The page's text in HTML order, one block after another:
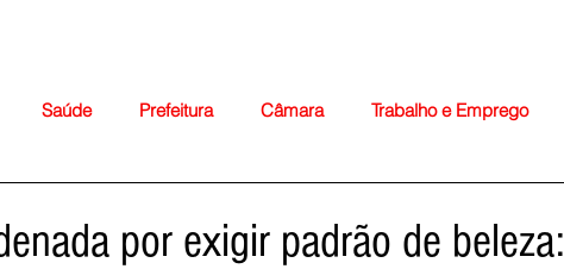
Saúde Prefeitura Câmara Trabalho e Emprego
por exigir padrão de beleza: